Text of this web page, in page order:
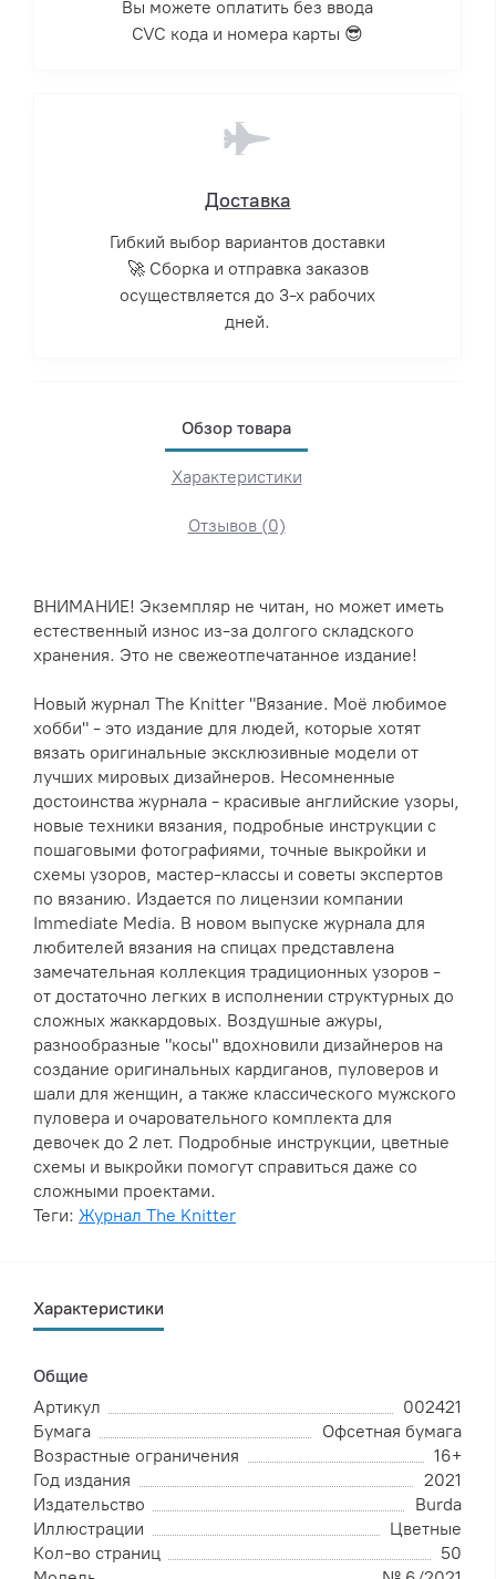
Вы можете оплатить без ввода
CVC кода и номера карты 😎
Доставка
Гибкий выбор вариантов доставки
🚀 Сборка и отправка заказов
осуществляется до 3-х рабочих
дней.
Обзор товара
Характеристики
Отзывов (0)
ВНИМАНИЕ! Экземпляр не читан, но может иметь
естественный износ из-за долгого складского
хранения. Это не свежеотпечатанное издание!
Новый журнал The Knitter "Вязание. Моё любимое
хобби" - это издание для людей, которые хотят
вязать оригинальные эксклюзивные модели от
лучших мировых дизайнеров. Несомненные
достоинства журнала - красивые английские узоры,
новые техники вязания, подробные инструкции с
пошаговыми фотографиями, точные выкройки и
схемы узоров, мастер-классы и советы экспертов
по вязанию. Издается по лицензии компании
Immediate Media. В новом выпуске журнала для
любителей вязания на спицах представлена
замечательная коллекция традиционных узоров -
от достаточно легких в исполнении структурных до
сложных жаккардовых. Воздушные ажуры,
разнообразные "косы" вдохновили дизайнеров на
создание оригинальных кардиганов, пуловеров и
шали для женщин, а также классического мужского
пуловера и очаровательного комплекта для
девочек до 2 лет. Подробные инструкции, цветные
схемы и выкройки помогут справиться даже со
сложными проектами.
Теги: Журнал The Knitter
Характеристики
Общие
Артикул
002421
Бумага
Офсетная бумага
Возрастные ограничения
16+
Год издания
2021
Издательство
Burda
Иллюстрации
Цветные
Кол-во страниц
50